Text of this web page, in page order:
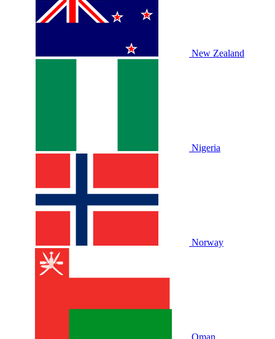
New Zealand
Nigeria
Norway
Oman